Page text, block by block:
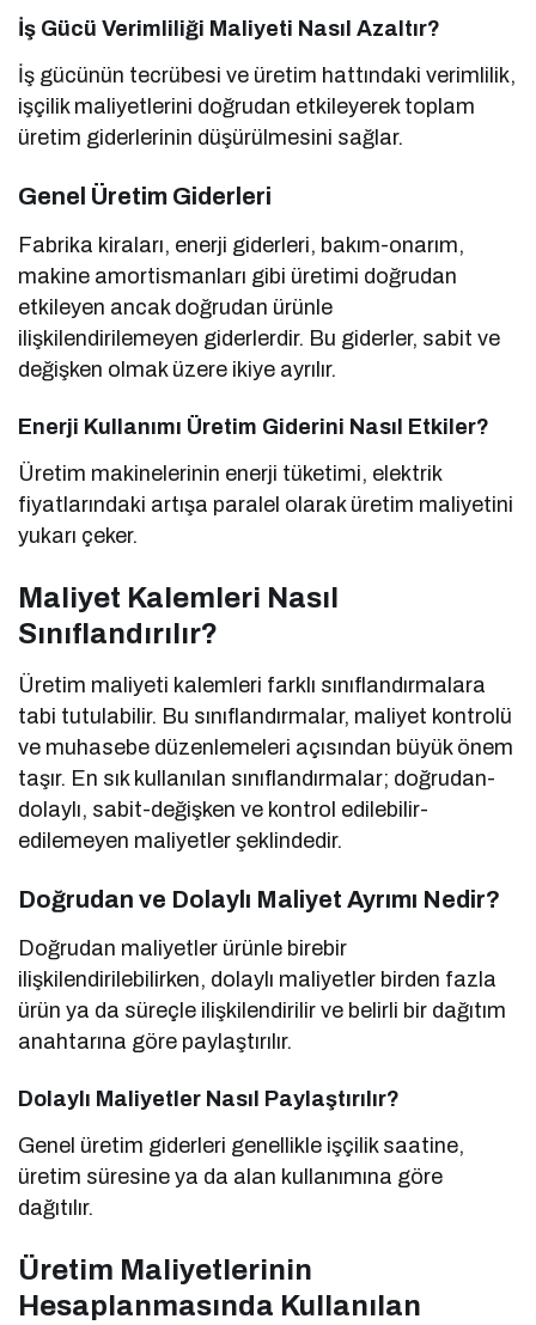
İş Gücü Verimliliği Maliyeti Nasıl Azaltır?
İş gücünün tecrübesi ve üretim hattındaki verimlilik,
işçilik maliyetlerini doğrudan etkileyerek toplam
üretim giderlerinin düşürülmesini sağlar.
Genel Üretim Giderleri
Fabrika kiraları, enerji giderleri, bakım-onarım,
makine amortismanları gibi üretimi doğrudan
etkileyen ancak doğrudan ürünle
ilişkilendirilemeyen giderlerdir. Bu giderler, sabit ve
değişken olmak üzere ikiye ayrılır.
Enerji Kullanımı Üretim Giderini Nasıl Etkiler?
Üretim makinelerinin enerji tüketimi, elektrik
fiyatlarındaki artışa paralel olarak üretim maliyetini
yukarı çeker.
Maliyet Kalemleri Nasıl
Sınıflandırılır?
Üretim maliyeti kalemleri farklı sınıflandırmalara
tabi tutulabilir. Bu sınıflandırmalar, maliyet kontrolü
ve muhasebe düzenlemeleri açısından büyük önem
taşır. En sık kullanılan sınıflandırmalar; doğrudan-
dolaylı, sabit-değişken ve kontrol edilebilir-
edilemeyen maliyetler şeklindedir.
Doğrudan ve Dolaylı Maliyet Ayrımı Nedir?
Doğrudan maliyetler ürünle birebir
ilişkilendirilebilirken, dolaylı maliyetler birden fazla
ürün ya da süreçle ilişkilendirilir ve belirli bir dağıtım
anahtarına göre paylaştırılır.
Dolaylı Maliyetler Nasıl Paylaştırılır?
Genel üretim giderleri genellikle işçilik saatine,
üretim süresine ya da alan kullanımına göre
dağıtılır.
Üretim Maliyetlerinin
Hesaplanmasında Kullanılan